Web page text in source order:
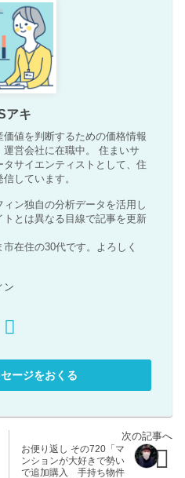
アキ
値を判断するための価格情報
営会社に在職中。 住まいサ
サイエンティストとして、住
しています。
ン独自の分析データを活用し
とは異なる目線で記事を更新
在住の30代です。よろしく
ン
ージをおくる
お便り返し その720「マ
ンションが大好きで勢い
で追加購入 手持ち物件